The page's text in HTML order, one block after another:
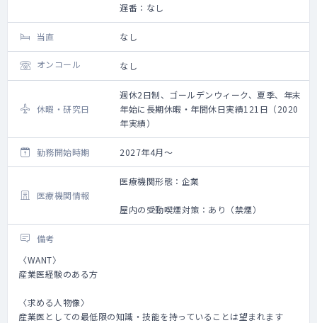
遅番：なし
当直 なし
オンコール なし
休暇・研究日
週休2日制、ゴールデンウィーク、夏季、年末
年始に長期休暇・年間休日実績121日（2020
年実績）
勤務開始時期 2027年4月～
医療機関情報
医療機関形態：企業
屋内の受動喫煙対策：あり（禁煙）
備考
〈WANT〉
産業医経験のある方
〈求める人物像〉
産業医としての最低限の知識・技能を持っていることは望まれます